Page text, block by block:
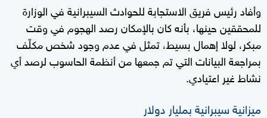
وأفاد رئيس فريق الاستجابة للحوادث السيبرانية في الوزارة
للمحققين حينها، بأنه كان بالإمكان رصد الهجوم في وقت
مبكر، لولا إهمال بسيط، تمثل في عدم وجود شخص مكلّف
بمراجعة البيانات التي تم جمعها من أنظمة الحاسوب لرصد أي
نشاط غير اعتيادي.
ميزانية سيبرانية بمليار دولار